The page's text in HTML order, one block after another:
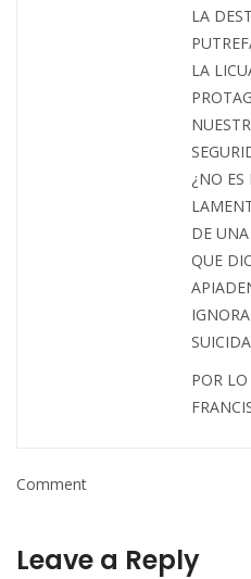
LA
LA
¿NO ES
DE
QUE
POR
Comment
Leave a Reply